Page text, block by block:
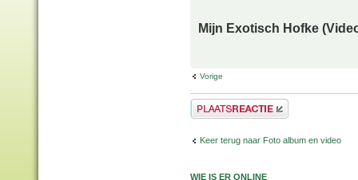
Mijn Exotisch Hofke
Vorige
Plaats een reactie
Keer terug naar Foto album en video
WIE IS ER ONLINE